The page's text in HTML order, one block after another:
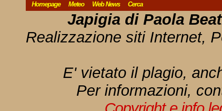
Homepage Meteo Web News Cerca
Japigia di Paola
Realizzazione siti Internet,
E' vietato il plagio,
Per informazioni,